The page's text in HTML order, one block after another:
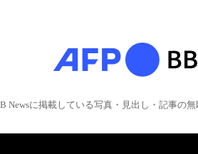
Newsに掲載している写真・見出し・記事の